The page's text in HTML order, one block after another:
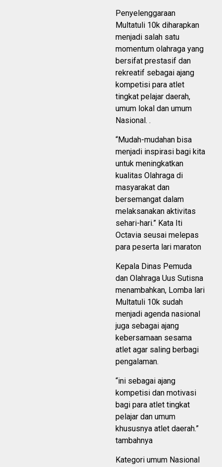
Penyelenggaraan
Multatuli 10k diharapkan
menjadi salah satu
momentum olahraga yang
bersifat prestasif dan
rekreatif sebagai ajang
kompetisi para atlet
tingkat pelajar daerah,
umum lokal dan umum
Nasional. .
“Mudah-mudahan bisa
menjadi inspirasi bagi kita
untuk meningkatkan
kualitas Olahraga di
masyarakat dan
bersemangat dalam
melaksanakan aktivitas
sehari-hari.” Kata Iti
Octavia seusai melepas
para peserta lari maraton
Kepala Dinas Pemuda
dan Olahraga Uus Sutisna
menambahkan, Lomba lari
Multatuli 10k sudah
menjadi agenda nasional
juga sebagai ajang
kebersamaan sesama
atlet agar saling berbagi
pengalaman.
“ini sebagai ajang
kompetisi dan motivasi
bagi para atlet tingkat
pelajar dan umum
khususnya atlet daerah.”
tambahnya
Kategori umum Nasional